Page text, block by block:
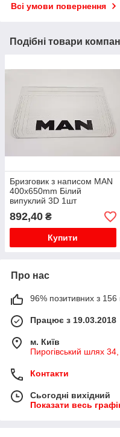
Всі умови повернення
Подібні товари
Бризговик з написом MAN
400x650mm Білий
випуклий 3D 1шт
892,40 ₴
Купити
Про нас
96% позитивних з 156
Працює з 19.03.2018
м. Київ
Пирогівський шлях 34,
Контакти
Сьогодні вихідний
Показати весь